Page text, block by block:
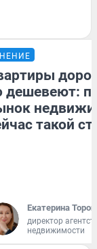
дешевеют:
такой
Екатерина
директор
недвижимости